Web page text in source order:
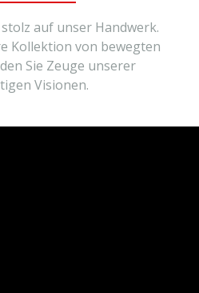
auf unser Handwerk.
Kollektion von bewegten
Sie Zeuge unserer
Visionen.